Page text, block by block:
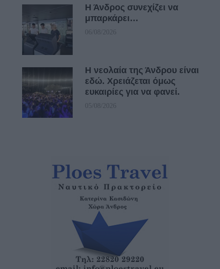
Η Άνδρος συνεχίζει να
μπαρκάρει…
06/08/2026
Η νεολαία της Άνδρου είναι
εδώ. Χρειάζεται όμως
ευκαιρίες για να φανεί.
05/08/2026